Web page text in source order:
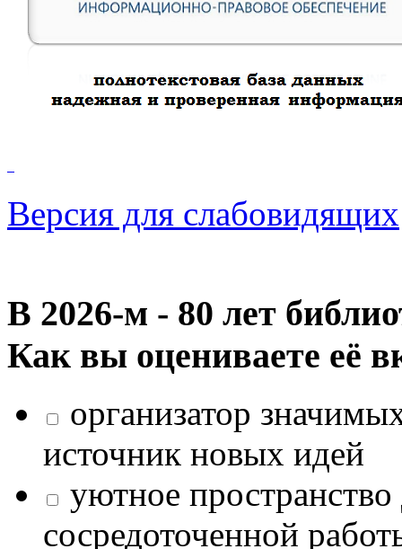
Версия для слабовидящих
В 2026‑м - 80 лет
Как вы оцениваете её
организатор
источник новых идей
уютное
сосредоточенной